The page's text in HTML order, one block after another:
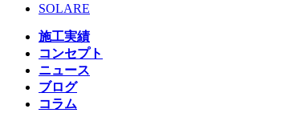
SOLARE
施工実績
コンセプト
ニュース
ブログ
コラム